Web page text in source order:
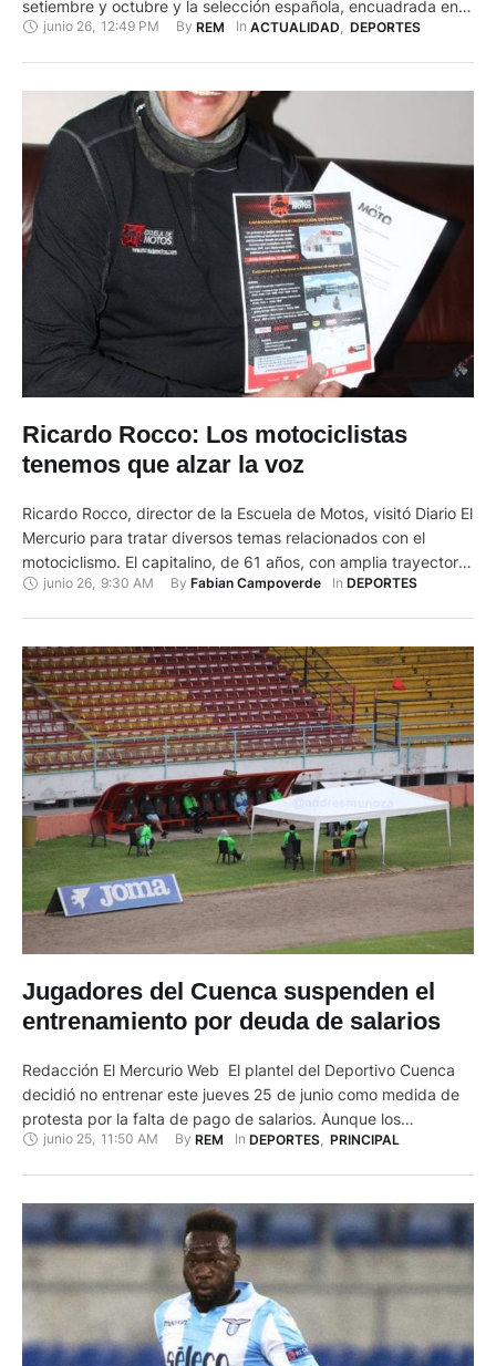
setiembre y octubre y la selección española, encuadrada en
el Grupo 4 de la Liga A junto a Suiza, Alemania y Ucrania,
junio 26, 12:49 PM By REM In ACTUALIDAD DEPORTES
Ricardo Rocco: Los motociclistas
tenemos que alzar la voz
Ricardo Rocco, director de la Escuela de Motos, visitó Diario El
Mercurio para tratar diversos temas relacionados con el
motociclismo. El capitalino, de 61 años, con amplia trayectoria
en el motociclismo (lleva medio siglo rodando) regresó a
junio 26 9:30 AM By Fabian Campoverde In DEPORTES
Jugadores del Cuenca suspenden el
entrenamiento por deuda de salarios
Redacción El Mercurio Web El plantel del Deportivo Cuenca
decidió no entrenar este jueves 25 de junio como medida de
protesta por la falta de pago de salarios. Aunque los
jugadores arribaron al estadio Alejandro Serrano, la práctica
junio 25, 11:50 AM By REM In DEPORTES, PRINCIPAL